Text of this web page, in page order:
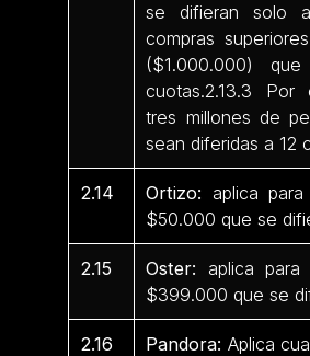
se difieran solo
compras
($1.000.000)
cuotas.2.13.3 Por
tres millones de
sean diferidas a 12
2.14 Ortizo: aplica
$50.000 que se
2.15 Oster: aplica para
$399.000 que se
2.16 Pandora: Aplica